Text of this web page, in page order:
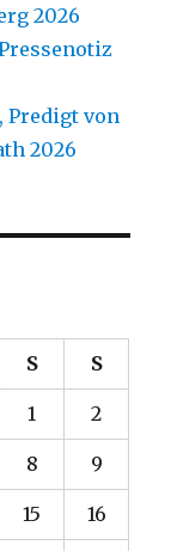
2026
Predigt von
2026
S S
1 2
8 9
15 16